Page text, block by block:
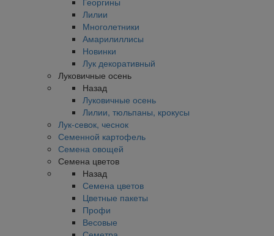
Лилии
Многолетники
Амарилиллисы
Новинки
Лук декоративный
Луковичные осень
Назад
Луковичные осень
Лилии, тюльпаны, крокусы
Лук-севок, чеснок
Семенной картофель
Семена овощей
Семена цветов
Назад
Семена цветов
Цветные пакеты
Профи
Весовые